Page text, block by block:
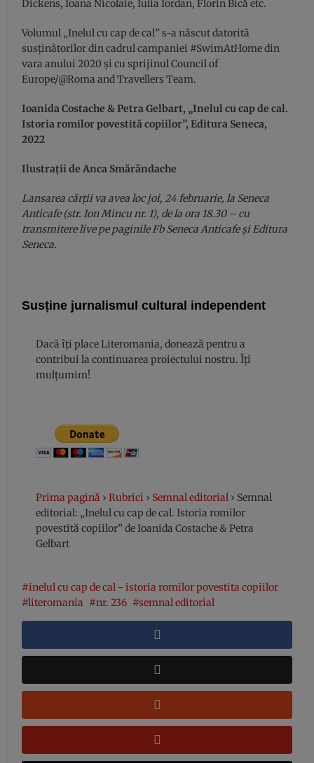
Dickens, Ioana Nicolaie, Iulia Iordan, Florin Bică etc.
Volumul „Inelul cu cap de cal” s-a născut datorită
susținătorilor din cadrul campaniei #SwimAtHome din
vara anului 2020 și cu sprijinul Council of
Europe/@Roma and Travellers Team.
Ioanida Costache&Petra Gelbart, „Inelul cu cap de cal.
Istoria romilor povestită copiilor”, Editura Seneca,
2022
Ilustrații de Anca Smărăndache
Lansarea cărții va avea loc joi, 24 februarie, la Seneca
Anticafe (str. Ion Mincu nr. 1), de la ora 18.30 – cu
transmitere live pe paginile Fb Seneca Anticafe și Editura
Seneca.
Susține jurnalismul cultural independent
Dacă îți place Literomania, donează pentru a
contribui la continuarea proiectului nostru. Îți
mulțumim!
Prima pagină › Rubrici › Semnal editorial › Semnal
editorial: „Inelul cu cap de cal. Istoria romilor
povestită copiilor” de Ioanida Costache & Petra
Gelbart
inelul cu cap de cal - istoria romilor povestita copiilor
literomania
nr. 236 semnal editorial